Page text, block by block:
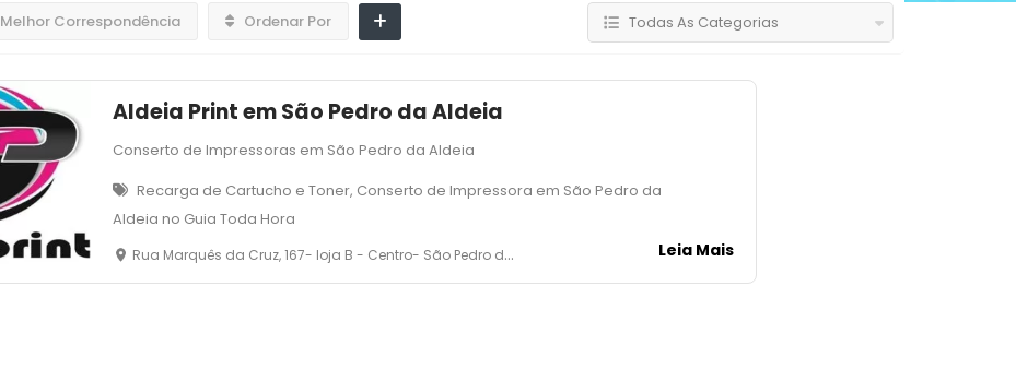
Melhor Correspondência Ordenar Por Todas As Categorias
Aldeia Print em São Pedro da Aldeia
Conserto de Impressoras em São Pedro da Aldeia
Recarga de Cartucho e Toner, Conserto de Impressora em São Pedro da
Aldeia no Guia Toda Hora
Rua Marquês da Cruz, 167- loja B - Centro- São Pedro da Aldeia Leia Mais